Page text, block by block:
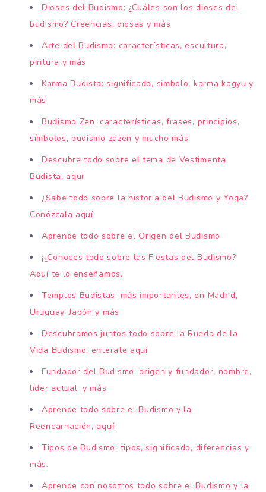
Dioses del Budismo: ¿Cuáles son los dioses del
budismo? Creencias, diosas y más
Arte del Budismo: características, escultura,
pintura y más
Karma Budista: significado, simbolo, karma kagyu y
más
Budismo Zen: características, frases, principios,
símbolos, budismo zazen y mucho más
Descubre todo sobre el tema de Vestimenta
Budista, aquí
¿Sabe todo sobre la historia del Budismo y Yoga?
Conózcala aquí
Aprende todo sobre el Origen del Budismo
¡¿Conoces todo sobre las Fiestas del Budismo?
Aquí te lo enseñamos.
Templos Budistas: más importantes, en Madrid,
Uruguay, Japón y más
Descubramos juntos todo sobre la Rueda de la
Vida Budismo, enterate aquí
Fundador del Budismo: origen y fundador, nombre,
líder actual, y más
Aprende todo sobre el Budismo y la
Reencarnación, aquí.
Tipos de Budismo: tipos, significado, diferencias y
más.
Aprende con nosotros todo sobre el Budismo y la